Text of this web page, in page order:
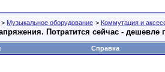
> Музыкальное оборудование > Коммутация и
Потратится сейчас - дешевле
Справка